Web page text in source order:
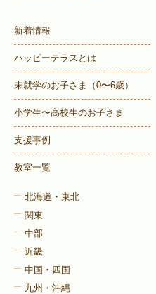
新着情報
ハッピーテラスとは
未就学のお子さま （0〜6歳）
小学生〜高校生のお子さま
支援事例
教室一覧
北海道・東北
関東
中部
近畿
中国・四国
九州・沖縄